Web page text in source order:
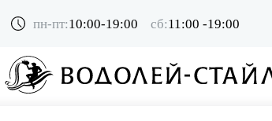
пн-пт:10:00-19:00 сб:11:00 -19:00